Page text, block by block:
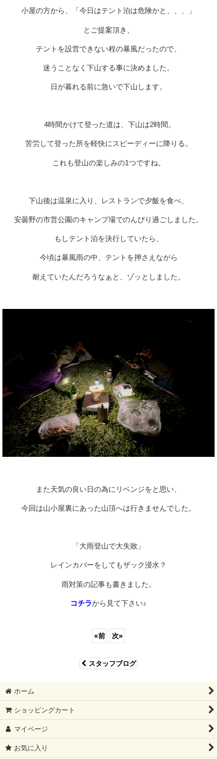
小屋の方から、「今日はテント泊は危険かと、、、」
とご提案頂き、
テントを設営できない程の暴風だったので、
迷うことなく下山する事に決めました。
日が暮れる前に急いで下山します。
4時間かけて登った道は、下山は2時間。
苦労して登った所を軽快にスピーディーに降りる。
これも登山の楽しみの1つですね。
下山後は温泉に入り、レストランで夕飯を食べ、
安曇野の市営公園のキャンプ場でのんびり過ごしました。
もしテント泊を決行していたら、
今頃は暴風雨の中、テントを押さえながら
耐えていたんだろうなぁと、ゾッとしました。
また天気の良い日の為にリベンジをと思い、
今回は山小屋裏にあった山頂へは行きませんでした。
「大雨登山で大失敗」
レインカバーをしてもザック浸水？
雨対策の記事も書きました。
コチラから見て下さい♪
«前 次»
スタッフブログ
ホーム
ショッピングカート
マイページ
お気に入り